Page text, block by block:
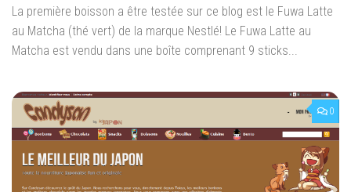
La première boisson a être testée sur ce blog est le Fuwa Latte
au Matcha (thé vert) de la marque Nestlé! Le Fuwa Latte au
Matcha est vendu dans une boîte comprenant 9 sticks...
0